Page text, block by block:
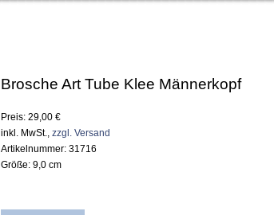
Brosche Art Tube Klee Männerkopf
Preis: 29,00 €
inkl. MwSt., zzgl. Versand
Artikelnummer: 31716
Größe: 9,0 cm